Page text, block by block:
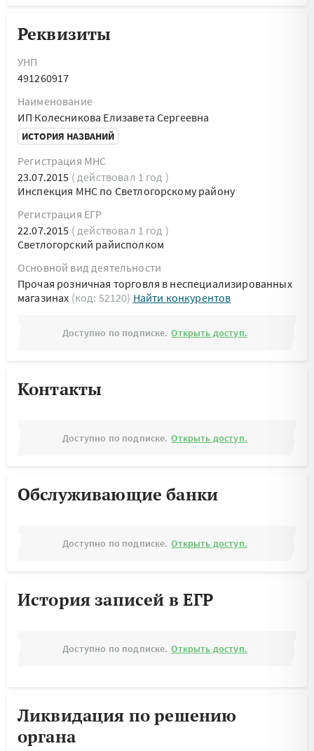
Реквизиты
УНП
491260917
Наименование
ИП Колесникова Елизавета Сергеевна
ИСТОРИЯ НАЗВАНИЙ
Регистрация МНС
23.07.2015 ( действовал 1 год )
Инспекция МНС по Светлогорскому району
Регистрация ЕГР
22.07.2015 ( действовал 1 год )
Светлогорский райисполком
Основной вид деятельности
Прочая розничная торговля в неспециализированных
магазинах (код: 52120) Найти конкурентов
Доступно по подписке. Открыть доступ.
Контакты
Доступно по подписке. Открыть доступ.
Обслуживающие банки
Доступно по подписке. Открыть доступ.
История записей в ЕГР
Доступно по подписке. Открыть доступ.
Ликвидация по решению
органа